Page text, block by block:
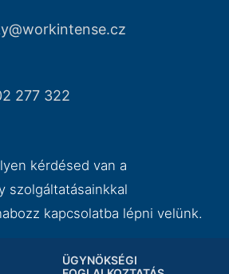
277 322
kérdésed van a
szolgáltatásainkkal
kapcsolatba lépni velünk.
ÜGYNÖKSÉGI